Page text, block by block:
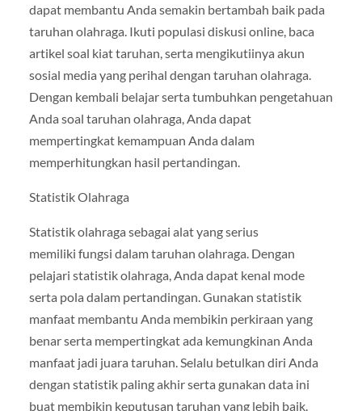
dapat membantu Anda semakin bertambah baik pada
taruhan olahraga. Ikuti populasi diskusi online, baca
artikel soal kiat taruhan, serta mengikutiinya akun
sosial media yang perihal dengan taruhan olahraga.
Dengan kembali belajar serta tumbuhkan pengetahuan
Anda soal taruhan olahraga, Anda dapat
mempertingkat kemampuan Anda dalam
memperhitungkan hasil pertandingan.
Statistik Olahraga
Statistik olahraga sebagai alat yang serius
memiliki fungsi dalam taruhan olahraga. Dengan
pelajari statistik olahraga, Anda dapat kenal mode
serta pola dalam pertandingan. Gunakan statistik
manfaat membantu Anda membikin perkiraan yang
benar serta mempertingkat ada kemungkinan Anda
manfaat jadi juara taruhan. Selalu betulkan diri Anda
dengan statistik paling akhir serta gunakan data ini
buat membikin keputusan taruhan yang lebih baik.